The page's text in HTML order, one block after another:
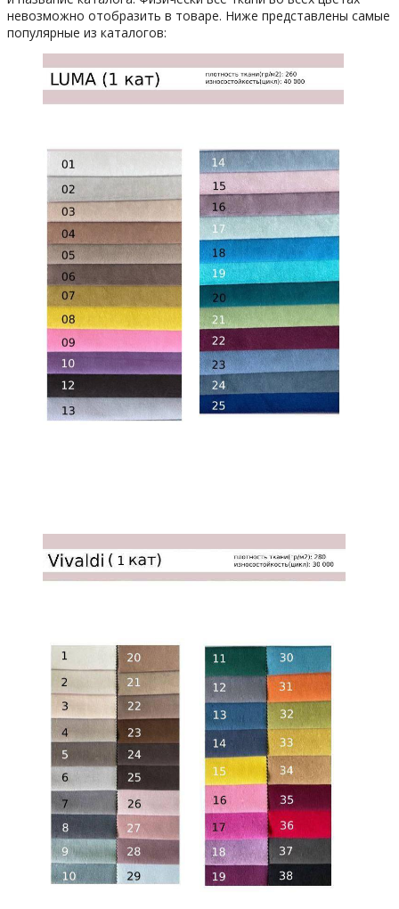
невозможно отобразить в товаре. Ниже представлены самые
популярные из каталогов: